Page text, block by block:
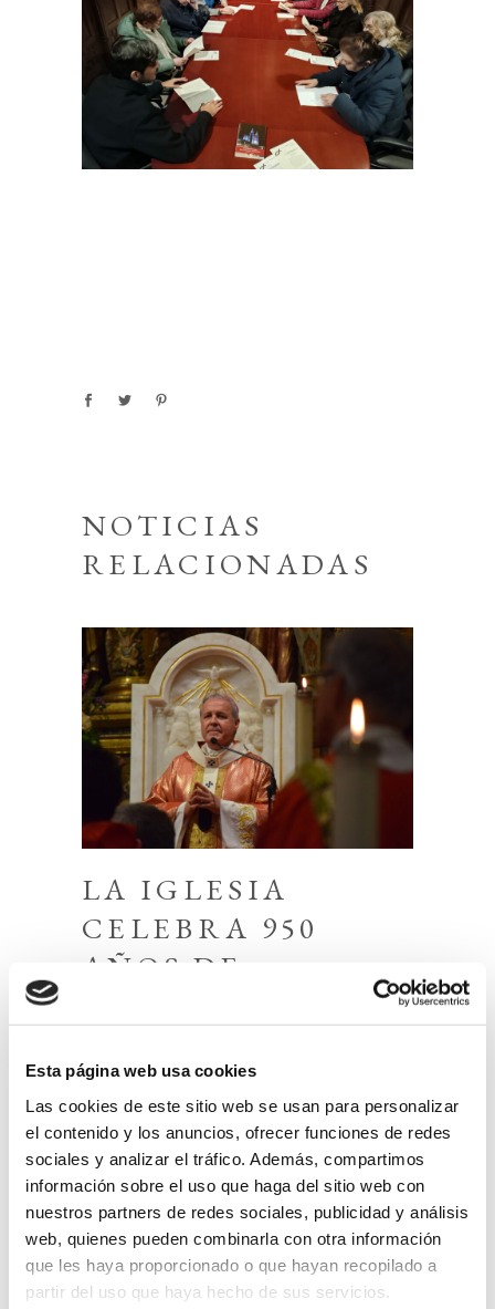
Esta página web usa cookies
Las cookies de este sitio web se usan para personalizar
el contenido y los anuncios, ofrecer funciones de redes
sociales y analizar el tráfico. Además, compartimos
información sobre el uso que haga del sitio web con
nuestros partners de redes sociales, publicidad y análisis
web, quienes pueden combinarla con otra información
que les haya proporcionado o que hayan recopilado a
partir del uso que haya hecho de sus servicios.
NOTICIAS
RELACIONADAS
LA IGLESIA
CELEBRA 950
AÑOS DE
8 de junio de 2025